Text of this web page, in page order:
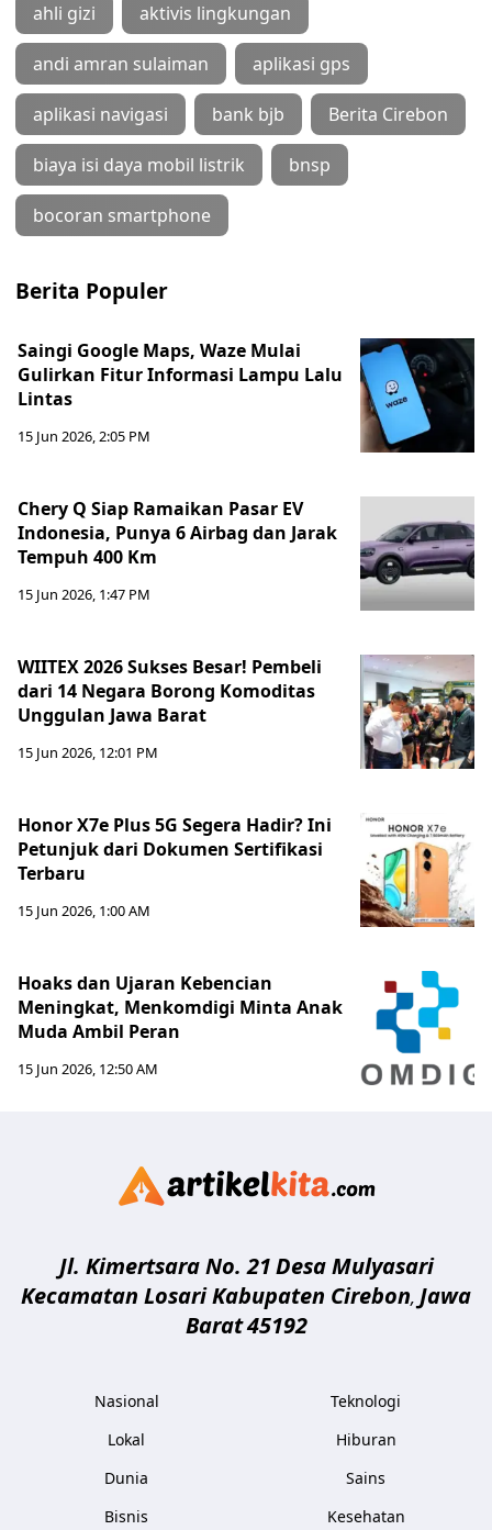
ahli gizi aktivis lingkungan
andi amran sulaiman aplikasi gps
aplikasi navigasi bank bjb Berita Cirebon
biaya isi daya mobil listrik bnsp
bocoran smartphone
Berita Populer
Saingi Google Maps, Waze Mulai
Gulirkan Fitur Informasi Lampu Lalu
Lintas
15 Jun 2026, 2:05 PM
Chery Q Siap Ramaikan Pasar EV
Indonesia, Punya 6 Airbag dan Jarak
Tempuh 400 Km
15 Jun 2026, 1:47 PM
WIITEX 2026 Sukses Besar! Pembeli
dari 14 Negara Borong Komoditas
Unggulan Jawa Barat
15 Jun 2026, 12:01 PM
Honor X7e Plus 5G Segera Hadir? Ini
Petunjuk dari Dokumen Sertifikasi
Terbaru
15 Jun 2026, 1:00 AM
Hoaks dan Ujaran Kebencian
Meningkat, Menkomdigi Minta Anak
Muda Ambil Peran
15 Jun 2026, 12:50 AM
Jl. Kimertsara No. 21Desa Mulyasari
Kecamatan Losari Kabupaten Cirebon, Jawa
Barat45192
Nasional
Lokal
Dunia
Bisnis
Teknologi
Hiburan
Sains
Kesehatan